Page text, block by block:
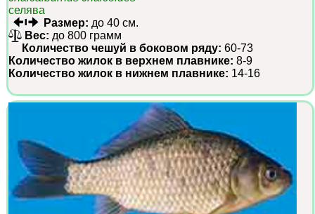
селява
Размер: до 40 см.
Вес: до 800 грамм
Количество чешуй в боковом ряду: 60-73
Количество жилок в верхнем плавнике: 8-9
Количество жилок в нижнем плавнике: 14-16